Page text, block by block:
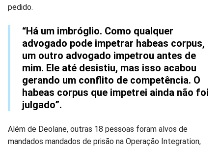
pedido.
“Há um imbróglio. Como qualquer
advogado pode impetrar habeas corpus,
um outro advogado impetrou antes de
mim. Ele até desistiu, mas isso acabou
gerando um conflito de competência. O
habeas corpus que impetrei ainda não foi
julgado”.
Além de Deolane, outras 18 pessoas foram alvos de
mandados mandados de prisão na Operação Integration,